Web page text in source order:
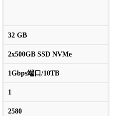
32 GB
2x500GB SSD NVMe
1Gbps端口/10TB
1
2580